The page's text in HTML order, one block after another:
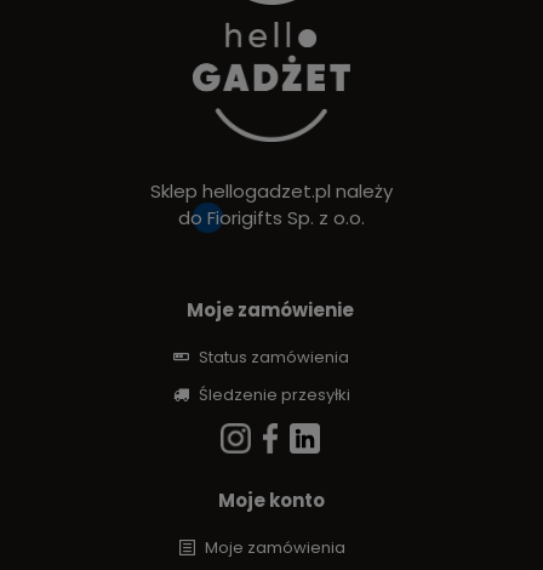
Sklep hellogadzet.pl należy
do Fiorigifts Sp. z o.o.
Moje zamówienie
Status zamówienia
Śledzenie przesyłki
Moje konto
Moje zamówienia